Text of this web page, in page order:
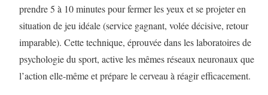
prendre 5 à 10 minutes pour fermer les yeux et se projeter en
situation de jeu idéale (service gagnant, volée décisive, retour
imparable). Cette technique, éprouvée dans les laboratoires de
psychologie du sport, active les mêmes réseaux neuronaux que
l’action elle-même et prépare le cerveau à réagir efficacement.